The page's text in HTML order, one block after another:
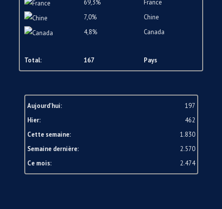
69,3%
France
7,0%
Chine
4,8%
Canada
Total: 167 Pays
Aujourd'hui:
197
Hier:
462
Cette semaine:
1.830
Semaine dernière:
2.570
Ce mois:
2.474